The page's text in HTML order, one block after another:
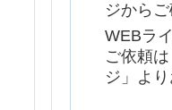
ジからご
WEBラ
ご依頼
ジ」より